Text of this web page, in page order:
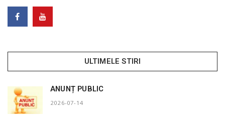
ULTIMELE STIRI
ANUNȚ PUBLIC
2026-07-14